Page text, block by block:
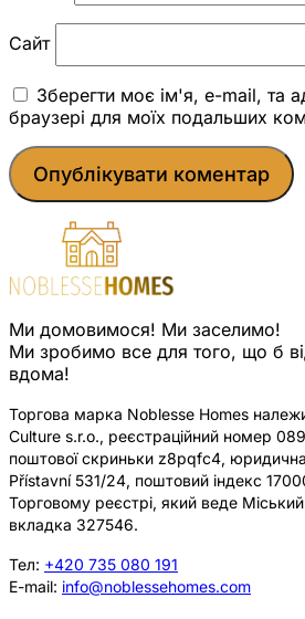
Сайт
Зберегти моє ім'я, e-mail, та
браузері для моїх подальших
Ми домовимося! Ми заселимо!
Ми зробимо все для того, що б
вдома!
Торгова марка Noblesse Homes
Culture s.r.o., реєстраційний номер
поштової скриньки z8pqfc4,
Přístavní 531/24, поштовий індекс
Торговому реєстрі, який веде
вкладка 327546.
Тел: +420 735 080 191
E-mail: info@noblessehomes.com